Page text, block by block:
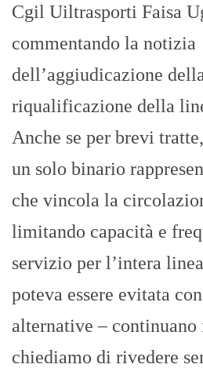
Cgil Uiltrasporti Faisa
commentando la notizia
dell’aggiudicazione
riqualificazione della
Anche se per brevi
un solo binario
che vincola la
limitando capacità e
servizio per l’intera
poteva essere evitata
alternative – continuano
chiediamo di rivedere